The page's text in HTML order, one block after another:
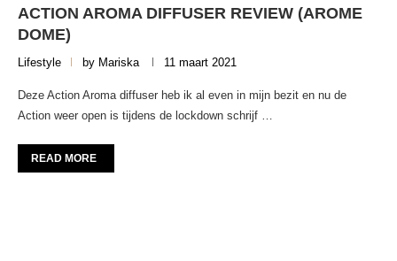
ACTION AROMA DIFFUSER REVIEW (AROME
DOME)
Lifestyle by Mariska 11 maart 2021
Deze Action Aroma diffuser heb ik al even in mijn bezit en nu de
Action weer open is tijdens de lockdown schrijf …
READ MORE